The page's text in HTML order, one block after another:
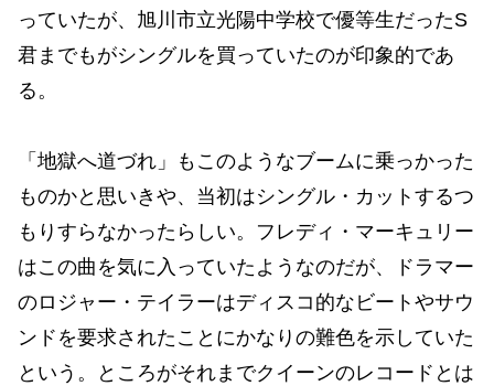
っていたが、旭川市立光陽中学校で優等生だったS
君までもがシングルを買っていたのが印象的であ
る。
「地獄へ道づれ」もこのようなブームに乗っかった
ものかと思いきや、当初はシングル・カットするつ
もりすらなかったらしい。フレディ・マーキュリー
はこの曲を気に入っていたようなのだが、ドラマー
のロジャー・テイラーはディスコ的なビートやサウ
ンドを要求されたことにかなりの難色を示していた
という。ところがそれまでクイーンのレコードとは